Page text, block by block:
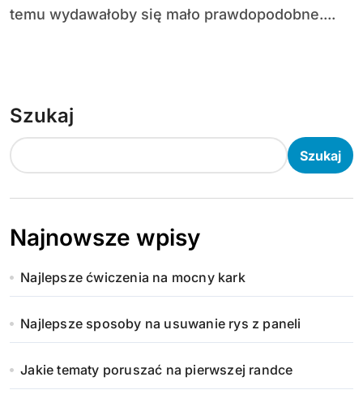
temu wydawałoby się mało prawdopodobne....
Szukaj
Szukaj
Najnowsze wpisy
Najlepsze ćwiczenia na mocny kark
Najlepsze sposoby na usuwanie rys z paneli
Jakie tematy poruszać na pierwszej randce